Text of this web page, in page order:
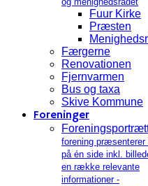
Fuur Kirke
Præsten
Færgerne
Renovationen
Fjernvarmen
Bus og taxa
Skive Kommune
Foreninger
forening præsenterer
på én side inkl.
en række relevante
informationer -